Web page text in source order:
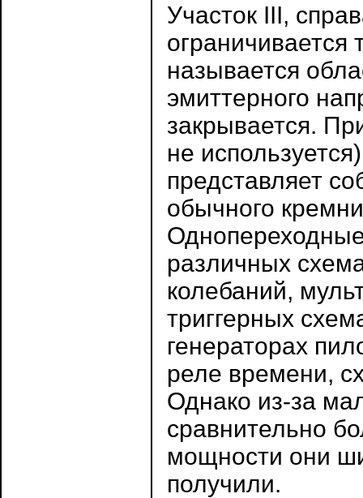
Участок III,
называется
эмиттерного
закрывается.
не
представляет
обычного
различных
колебаний,
триггерных
генераторах
реле времени,
Однако из-за
сравнительно
мощности они
получили.